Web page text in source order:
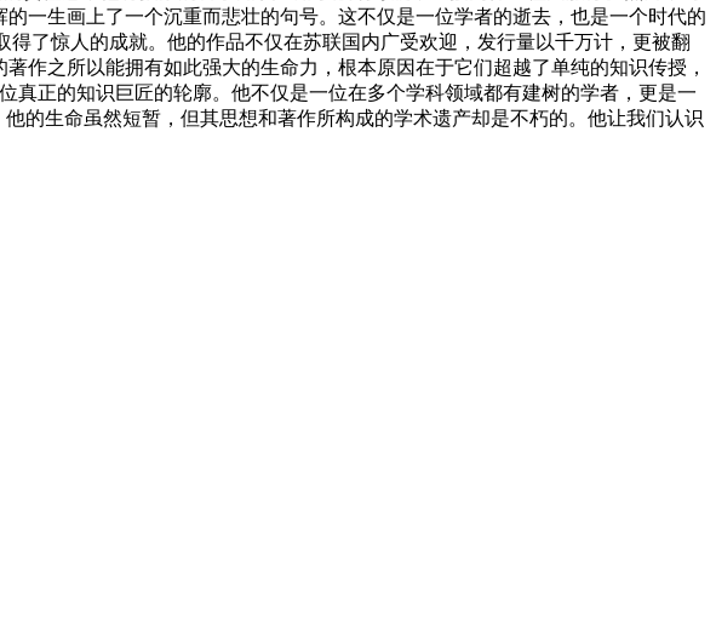
一生画上了一个沉重而悲壮的句号。这不仅是一位学者的逝去，也是一个时代的
了惊人的成就。他的作品不仅在苏联国内广受欢迎，发行量以千万计，更被翻
作之所以能拥有如此强大的生命力，根本原因在于它们超越了单纯的知识传授，
真正的知识巨匠的轮廓。他不仅是一位在多个学科领域都有建树的学者，更是一
的生命虽然短暂，但其思想和著作所构成的学术遗产却是不朽的。他让我们认识